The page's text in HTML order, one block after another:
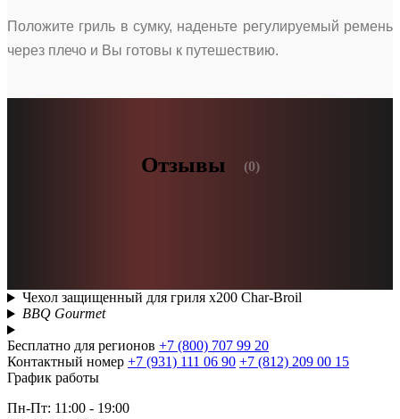
Положите гриль в сумку, наденьте регулируемый ремень
через плечо и Вы готовы к путешествию.
Отзывы (0)
Чехол защищенный для гриля x200 Char-Broil
BBQ Gourmet
Бесплатно для регионов +7 (800) 707 99 20
Контактный номер +7 (931) 111 06 90 +7 (812) 209 00 15
График работы
Пн-Пт: 11:00 - 19:00